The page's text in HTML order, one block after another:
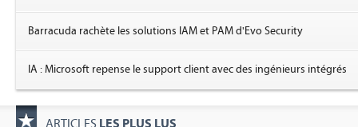
Barracuda rachète les solutions IAM et PAM d'Evo Security
IA : Microsoft repense le support client avec des ingénieurs intégrés
ARTICLES LES PLUS LUS